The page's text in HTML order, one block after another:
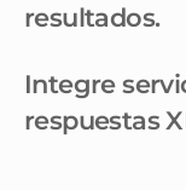
resultados.
Integre
respuestas